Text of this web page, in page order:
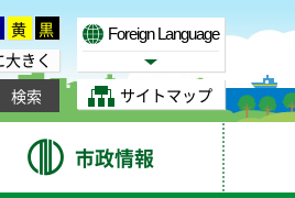
黄 黒
大きく
Foreign Language
Select Language
サイトマップ
市政情報